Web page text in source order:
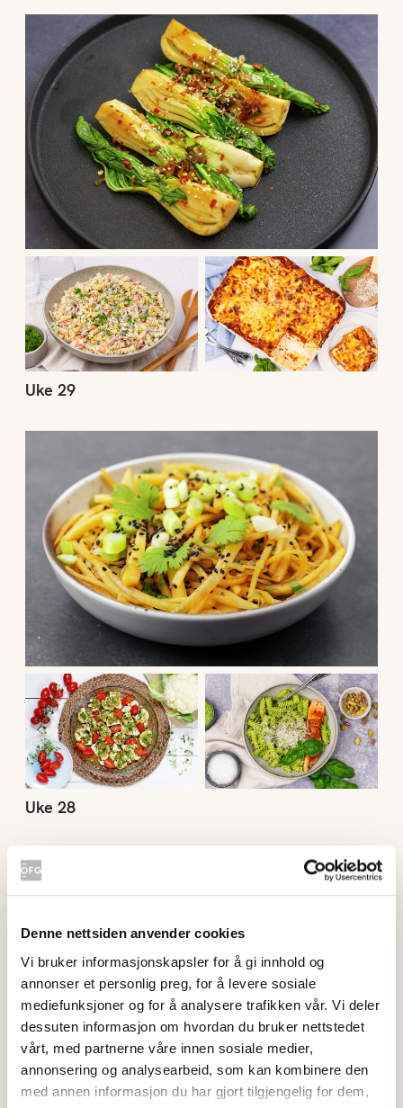
Denne nettsiden anvender cookies
Vi bruker informasjonskapsler for å gi innhold og
annonser et personlig preg, for å levere sosiale
mediefunksjoner og for å analysere trafikken vår. Vi deler
dessuten informasjon om hvordan du bruker nettstedet
vårt, med partnerne våre innen sosiale medier,
annonsering og analysearbeid, som kan kombinere den
med annen informasjon du har gjort tilgjengelig for dem,
Uke 29
Uke 29
Uke 28
Uke 28
Uke 27